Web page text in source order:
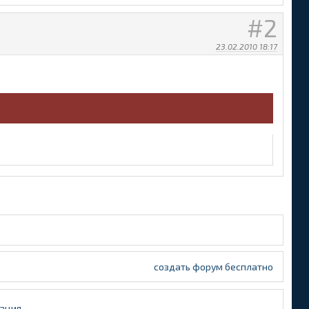
2
23.02.2010 18:17
создать форум бесплатно